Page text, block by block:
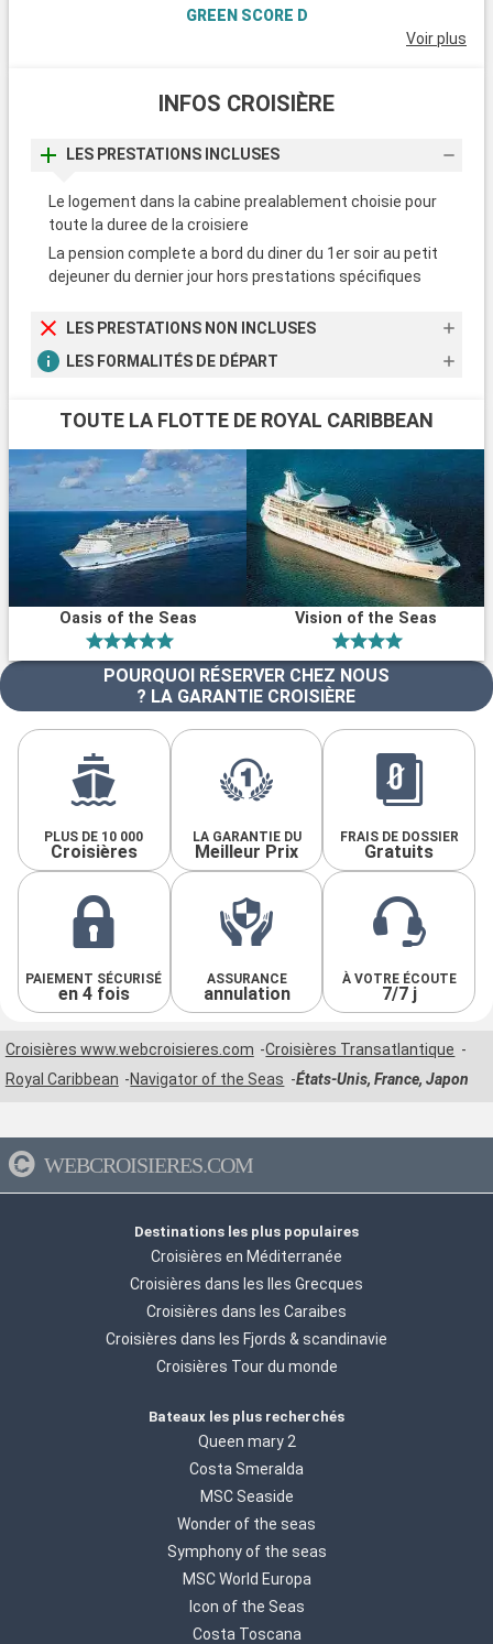
municipal des États-Unis, il est très apprécié par les familles
Enfin, Los Angeles regorge de maisons et quartiers de luxe.
Prenez la splendide et sinueuse route de « Mulholland Drive »
exceptionnelles de stars toutes aussi extravagantes les unes
des plus attractifs.
GREEN SCORE D
Voir plus
INFOS CROISIÈRE
LES PRESTATIONS INCLUSES
Le logement dans la cabine prealablement choisie pour
toute la duree de la croisiere
La pension complete a bord du diner du 1er soir au petit
dejeuner du dernier jour hors prestations spécifiques
LES PRESTATIONS NON INCLUSES
LES FORMALITÉS DE DÉPART
TOUTE LA FLOTTE DE ROYAL CARIBBEAN
Oasis of the Seas Vision of the Seas
POURQUOI RÉSERVER CHEZ NOUS
? LA GARANTIE CROISIÈRE
PLUS DE 10 000
Croisières
LA GARANTIE DU
Meilleur Prix
FRAIS DE DOSSIER
Gratuits
PAIEMENT SÉCURISÉ
en 4 fois
ASSURANCE
annulation
À VOTRE ÉCOUTE
7/7 j
Croisières www.webcroisieres.com
Croisières Transatlantique
Royal Caribbean
Navigator of the Seas États-Unis, France, Japon
WEBCROISIERES.COM
Destinations les plus populaires
Croisières en Méditerranée
Croisières dans les Iles Grecques
Croisières dans les Caraibes
Croisières dans les Fjords & scandinavie
Croisières Tour du monde
Bateaux les plus recherchés
Queen mary 2
Costa Smeralda
MSC Seaside
Wonder of the seas
Symphony of the seas
MSC World Europa
Icon of the Seas
Costa Toscana